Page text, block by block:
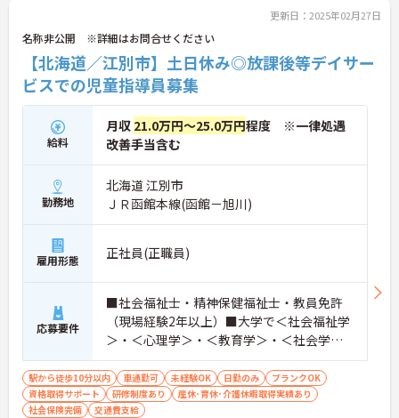
更新日：2025年02月27日
名称非公開 ※詳細はお問合せください
【北海道／江別市】土日休み◎放課後等デイサー
ビスでの児童指導員募集
給料
月収 21.0万円～25.0万円程度 ※一律処遇
改善手当含む
勤務地
北海道 江別市
ＪＲ函館本線(函館－旭川)
雇用形態 正社員(正職員)
応募要件
■社会福祉士・精神保健福祉士・教員免許
（現場経験2年以上）■大学で＜社会福祉学
＞・＜心理学＞・＜教育学＞・＜社会学＞
のいずれかの単位を取得している方 ■普
通自動車免許※送迎業務必須 ※未経験・ブ
ランクのある方も歓迎
駅から徒歩10分以内 車通勤可 未経験OK 日勤のみ
ブランクOK
資格取得サポート
研修制度あり
産休･育休･介護休暇取得実績あり
社会保険完備
交通費支給